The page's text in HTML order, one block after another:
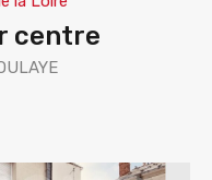
centre